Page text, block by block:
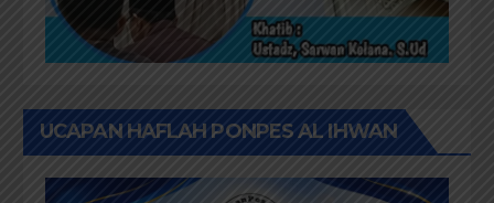
UCAPAN HAFLAH PONPES AL IHWAN